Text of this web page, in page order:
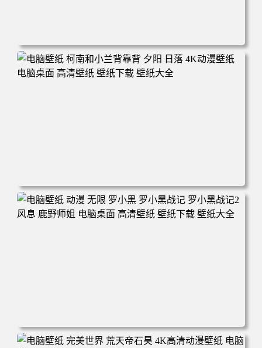
电脑壁纸 动漫 兔子朱迪 狐狸尼克 疯狂动物城 秋叶 秋天森
林 蓝天 4k壁纸 电脑桌面 高清壁纸 壁纸下载 壁纸大全
电脑壁纸 柯南和小兰背靠背 夕阳 日落 4K动漫壁纸 电脑桌
面 高清壁纸 壁纸下载 壁纸大全
电脑壁纸 动漫 无限 罗小黑 罗小黑战记 罗小黑战记2 风息